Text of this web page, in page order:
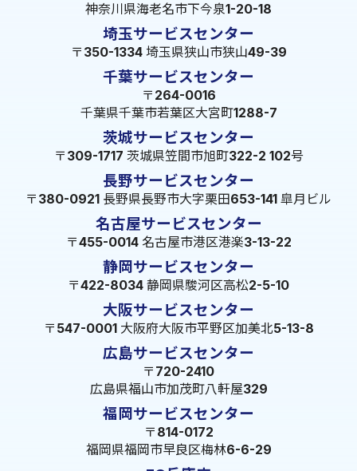
神奈川県海老名市下今泉1-20-18
埼玉サービスセンター
〒350-1334 埼玉県狭山市狭山49-39
千葉サービスセンター
〒264-0016
千葉県千葉市若葉区大宮町1288-7
茨城サービスセンター
〒309-1717 茨城県笠間市旭町322-2 102号
長野サービスセンター
〒380-0921 長野県長野市大字栗田653-141 皐月ビル
名古屋サービスセンター
〒455-0014 名古屋市港区港楽3-13-22
静岡サービスセンター
〒422-8034 静岡県駿河区高松2-5-10
大阪サービスセンター
〒547-0001 大阪府大阪市平野区加美北5-13-8
広島サービスセンター
〒720-2410
広島県福山市加茂町八軒屋329
福岡サービスセンター
〒814-0172
福岡県福岡市早良区梅林6-6-29